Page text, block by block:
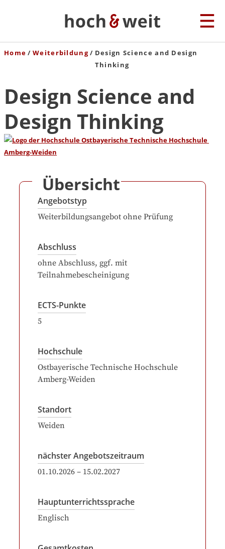
Home Weiterbildung
Design Science and Design
Thinking
Design Science and
Design Thinking
Übersicht
Angebotstyp
Weiterbildungsangebot ohne Prüfung
Abschluss
ohne Abschluss, ggf. mit
Teilnahmebescheinigung
ECTS-Punkte
5
Hochschule
Ostbayerische Technische Hochschule
Amberg-Weiden
Standort
Weiden
nächster Angebotszeitraum
01.10.2026 – 15.02.2027
Hauptunterrichtssprache
Englisch